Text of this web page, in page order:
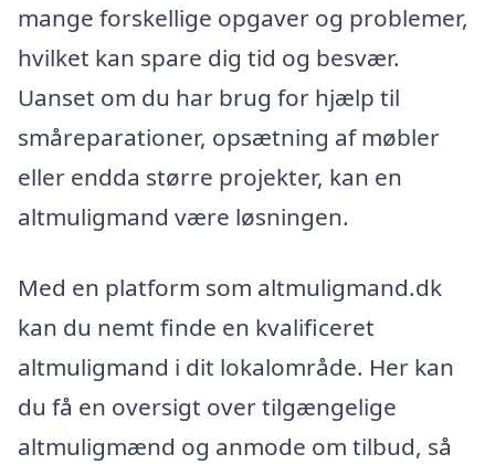
mange forskellige opgaver og problemer,
hvilket kan spare dig tid og besvær.
Uanset om du har brug for hjælp til
småreparationer, opsætning af møbler
eller endda større projekter, kan en
altmuligmand være løsningen.
Med en platform som altmuligmand.dk
kan du nemt finde en kvalificeret
altmuligmand i dit lokalområde. Her kan
du få en oversigt over tilgængelige
altmuligmænd og anmode om tilbud, så